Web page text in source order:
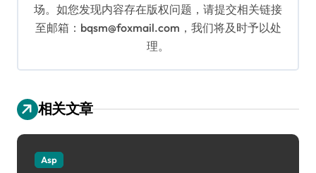
场。如您发现内容存在版权问题，请提交相关链接
至邮箱：bqsm@foxmail.com，我们将及时予以处
理。
相关文章
Asp